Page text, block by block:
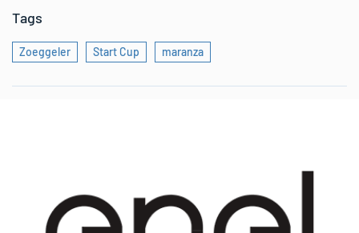
Tags
Zoeggeler Start Cup maranza